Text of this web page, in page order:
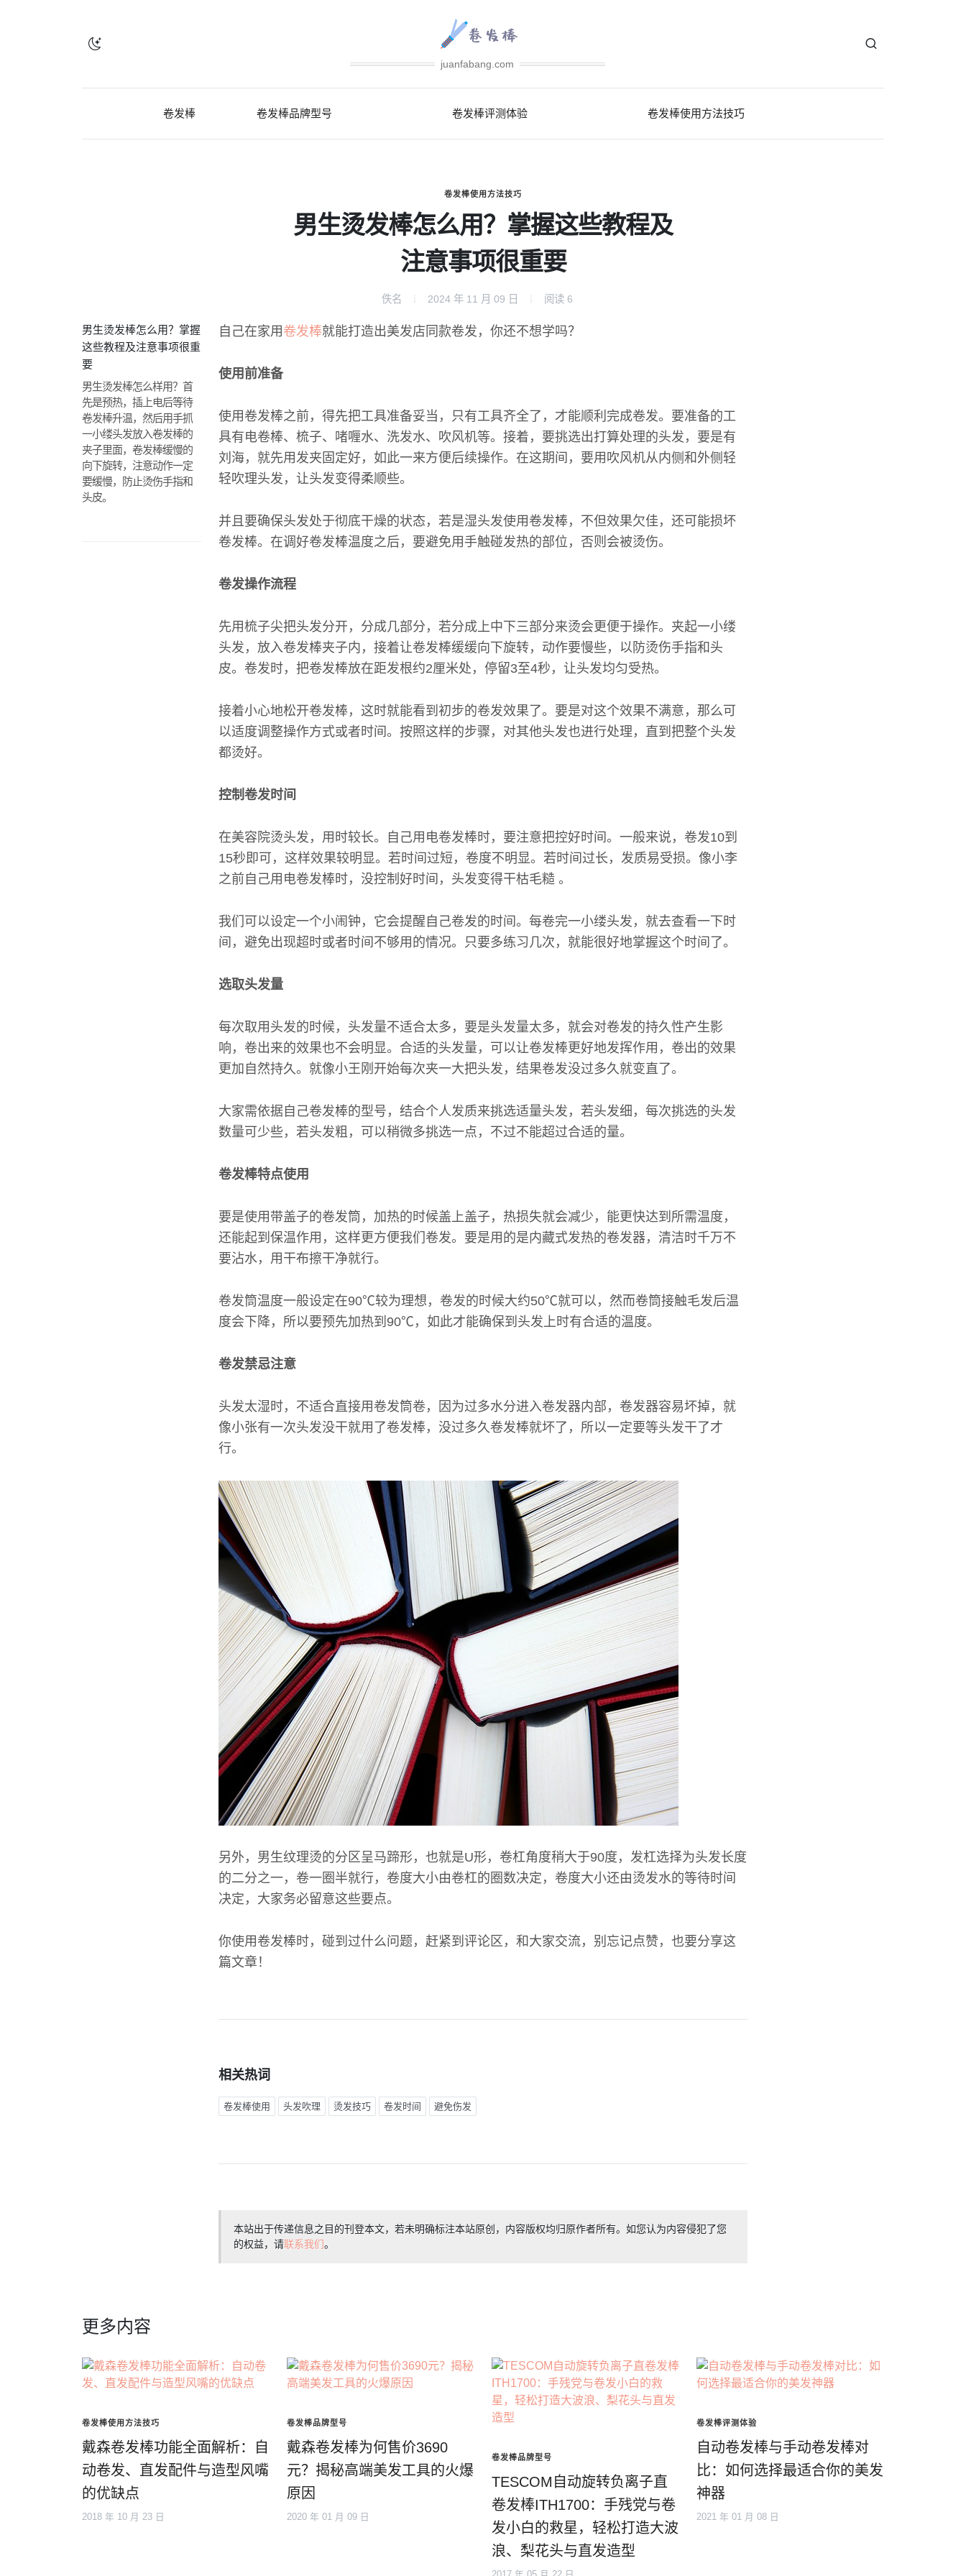
juanfabang.com
卷发棒 卷发棒品牌型号 卷发棒评测体验 卷发棒使用方法技巧
卷发棒使用方法技巧
男生烫发棒怎么用？掌握这些教程及
注意事项很重要
佚名 2024 年 11 月 09 日 阅读 6
男生烫发棒怎么用？掌握
这些教程及注意事项很重
要
男生烫发棒怎么样用？首
先是预热，插上电后等待
卷发棒升温，然后用手抓
一小缕头发放入卷发棒的
夹子里面，卷发棒缓慢的
向下旋转，注意动作一定
要缓慢，防止烫伤手指和
头皮。
自己在家用 卷发棒就能打造出美发店同款卷发，你还不想学吗？
使用前准备
使用卷发棒之前，得先把工具准备妥当，只有工具齐全了，才能顺利完成卷发。要准备的工
具有电卷棒、梳子、啫喱水、洗发水、吹风机等。接着，要挑选出打算处理的头发，要是有
刘海，就先用发夹固定好，如此一来方便后续操作。在这期间，要用吹风机从内侧和外侧轻
轻吹理头发，让头发变得柔顺些。
并且要确保头发处于彻底干燥的状态，若是湿头发使用卷发棒，不但效果欠佳，还可能损坏
卷发棒。在调好卷发棒温度之后，要避免用手触碰发热的部位，否则会被烫伤。
卷发操作流程
先用梳子尖把头发分开，分成几部分，若分成上中下三部分来烫会更便于操作。夹起一小缕
头发，放入卷发棒夹子内，接着让卷发棒缓缓向下旋转，动作要慢些，以防烫伤手指和头
皮。卷发时，把卷发棒放在距发根约2厘米处，停留3至4秒，让头发均匀受热。
接着小心地松开卷发棒，这时就能看到初步的卷发效果了。要是对这个效果不满意，那么可
以适度调整操作方式或者时间。按照这样的步骤，对其他头发也进行处理，直到把整个头发
都烫好。
控制卷发时间
在美容院烫头发，用时较长。自己用电卷发棒时，要注意把控好时间。一般来说，卷发10到
15秒即可，这样效果较明显。若时间过短，卷度不明显。若时间过长，发质易受损。像小李
之前自己用电卷发棒时，没控制好时间，头发变得干枯毛糙 。
我们可以设定一个小闹钟，它会提醒自己卷发的时间。每卷完一小缕头发，就去查看一下时
间，避免出现超时或者时间不够用的情况。只要多练习几次，就能很好地掌握这个时间了。
选取头发量
每次取用头发的时候，头发量不适合太多，要是头发量太多，就会对卷发的持久性产生影
响，卷出来的效果也不会明显。合适的头发量，可以让卷发棒更好地发挥作用，卷出的效果
更加自然持久。就像小王刚开始每次夹一大把头发，结果卷发没过多久就变直了。
大家需依据自己卷发棒的型号，结合个人发质来挑选适量头发，若头发细，每次挑选的头发
数量可少些，若头发粗，可以稍微多挑选一点，不过不能超过合适的量。
卷发棒特点使用
要是使用带盖子的卷发筒，加热的时候盖上盖子，热损失就会减少，能更快达到所需温度，
还能起到保温作用，这样更方便我们卷发。要是用的是内藏式发热的卷发器，清洁时千万不
要沾水，用干布擦干净就行。
卷发筒温度一般设定在90℃较为理想，卷发的时候大约50℃就可以，然而卷筒接触毛发后温
度会下降，所以要预先加热到90℃，如此才能确保到头发上时有合适的温度。
卷发禁忌注意
头发太湿时，不适合直接用卷发筒卷，因为过多水分进入卷发器内部，卷发器容易坏掉，就
像小张有一次头发没干就用了卷发棒，没过多久卷发棒就坏了，所以一定要等头发干了才
行。
另外，男生纹理烫的分区呈马蹄形，也就是U形，卷杠角度稍大于90度，发杠选择为头发长度
的二分之一，卷一圈半就行，卷度大小由卷杠的圈数决定，卷度大小还由烫发水的等待时间
决定，大家务必留意这些要点。
你使用卷发棒时，碰到过什么问题，赶紧到评论区，和大家交流，别忘记点赞，也要分享这
篇文章！
相关热词
卷发棒使用 头发吹理 烫发技巧 卷发时间 避免伤发
本站出于传递信息之目的刊登本文，若未明确标注本站原创，内容版权均归原作者所有。如您认为内容侵犯了您
的权益，请联系我们。
更多内容
卷发棒使用方法技巧
戴森卷发棒功能全面解析：自
动卷发、直发配件与造型风嘴
的优缺点
2018 年 10 月 23 日
卷发棒品牌型号
戴森卷发棒为何售价3690
元？揭秘高端美发工具的火爆
原因
2020 年 01 月 09 日
卷发棒品牌型号
TESCOM自动旋转负离子直
卷发棒ITH1700：手残党与卷
发小白的救星，轻松打造大波
浪、梨花头与直发造型
卷发棒评测体验
自动卷发棒与手动卷发棒对
比：如何选择最适合你的美发
神器
2021 年 01 月 08 日